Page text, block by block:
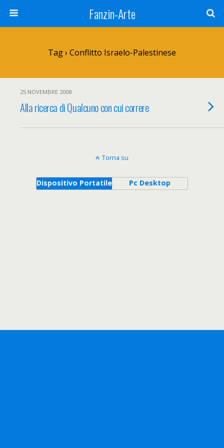
Fanzin-Arte
Tag › Conflitto Israelo-Palestinese
25 NOVEMBRE 2008
Alla ricerca di Qualcuno con cui correre
Torna su
Dispositivo Portatile Pc Desktop